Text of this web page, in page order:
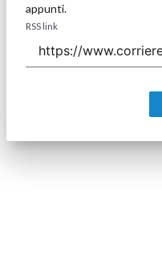
appunti.
RSS link